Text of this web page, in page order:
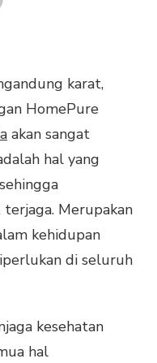
karat,
HomePure
akan sangat
hal yang
terjaga. Merupakan
kehidupan
di seluruh
kesehatan
hal